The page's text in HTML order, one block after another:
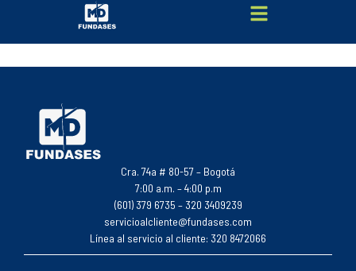
AGROPECUARIA EL CIMARRON S.A.S
Cra. 74a # 80-57 – Bogotá
7:00 a.m. – 4:00 p.m
(601) 379 6735 – 320 3409239
servicioalcliente@fundases.com
Línea al servicio al cliente: 320 8472066